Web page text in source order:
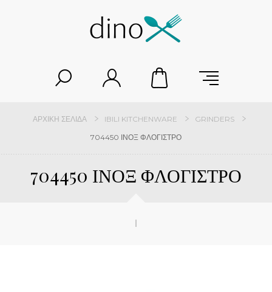
ΑΡΧΙΚΉ ΣΕΛΊΔΑ IBILI KITCHENWARE
GRINDERS
704450 ΙΝΟΞ ΦΛΟΓΙΣΤΡΟ
704450 ΙΝΟΞ ΦΛΟΓΙΣΤΡΟ